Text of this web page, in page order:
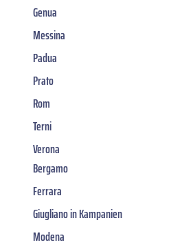
Genua
Messina
Padua
Prato
Rom
Terni
Verona
Bergamo
Ferrara
Giugliano in Kampanien
Modena